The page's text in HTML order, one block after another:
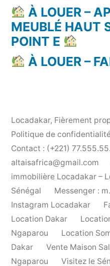
À LOUER –
MEUBLÉ HAUT
POINT E
À LOUER –
Locadakar, Fièrement
Politique de
Contact : (+221)
altaisafrica@gmail.com
immobilière Locadakar –
Sénégal
Messenger :
Instagram Locadakar
Location Dakar
Ngaparou
Location
Dakar
Vente Maison
Ngaparou
Visitez le